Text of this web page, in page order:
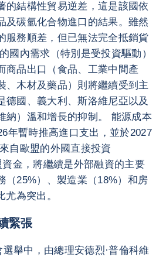
的結構性貿易逆差，這是該國依
及碳氫化合物進口的結果。雖然
服務順差，但已無法完全抵銷貨
國內需求（特別是受投資驅動）
商品出口（食品、工業中間產
、木材及藥品）則將繼續受到主
德國、義大利、斯洛維尼亞以及
納）溫和增長的抑制。 能源成本
年暫時推高進口支出，並於2027
自歐盟的外國直接投資
資金，將繼續是外部融資的主要
（25%）、製造業（18%）和房
為突出。
緊張
舉中，由總理安德烈·普倫科維